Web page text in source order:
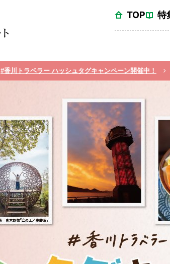
TOP 特
#香川トラベラー ハッシュタグキャンペーン開催中！